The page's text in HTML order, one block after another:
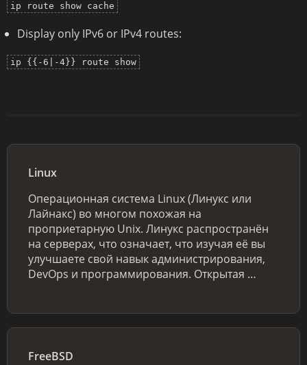
ip route show cache
Display only IPv6 or IPv4 routes:
ip {{-6|-4}} route show
Linux
Операционная система Linux (Линукс или
Лайнакс) во многом похожая на
проприетарную Unix. Линукс распространён
на серверах, что означает, что изучая её вы
улучшаете свой навык администрирования,
DevOps и программирования. Открытая …
FreeBSD